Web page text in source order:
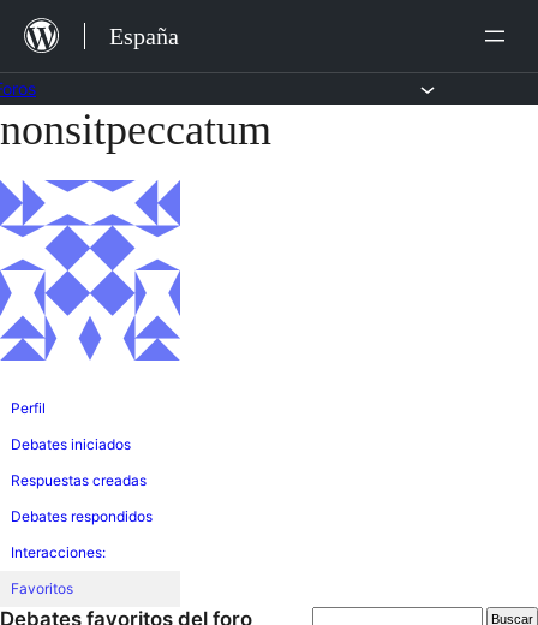
Saltar
contenido
España
Saltar
contenido
nonsitpeccatum
Perfil
Debates iniciados
Respuestas creadas
Debates respondidos
Interacciones:
Favoritos
Debates favoritos del foro